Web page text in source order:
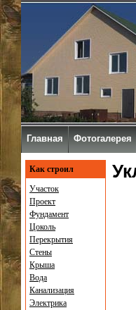
Как строил
Участок
Проект
Фундамент
Цоколь
Перекрытия
Стены
Крыша
Вода
Канализация
Электрика
Главная Фотогалерея